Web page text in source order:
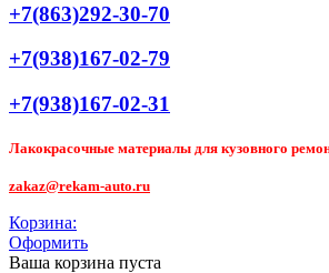
+7(863)292-30-70
+7(938)167-02-79
+7(938)167-02-31
Лакокрасочные материалы для кузовного
zakaz@rekam-auto.ru
Корзина:
Оформить
Ваша корзина пуста